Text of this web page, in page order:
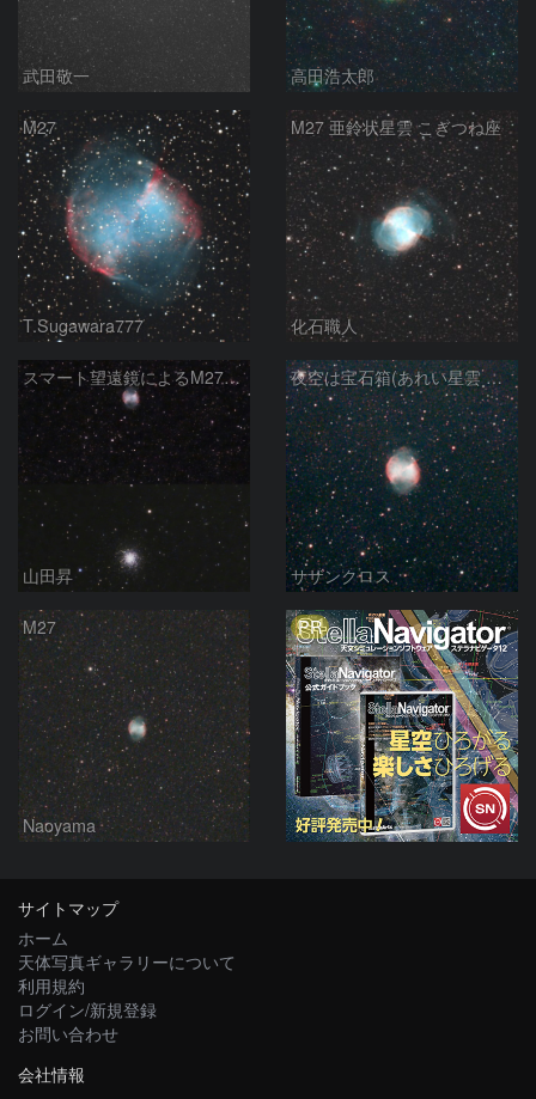
武田敬一 高田浩太郎
M27
T.Sugawara777
M27 亜鈴状星雲 こぎつね座
化石職人
スマート望遠鏡によるM27とM13
山田昇
夜空は宝石箱(あれい星雲 M27) Seestar50
サザンクロス
M27
Naoyama
PR
サイトマップ
ホーム
天体写真ギャラリーについて
利用規約
ログイン/新規登録
お問い合わせ
会社情報